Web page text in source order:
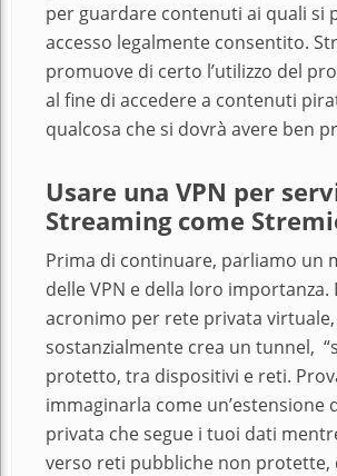
per guardare contenuti ai quali si
accesso legalmente consentito.
promuove di certo l’utilizzo del
al fine di accedere a contenuti
qualcosa che si dovrà avere ben
Usare una VPN per
Streaming come
Prima di continuare, parliamo un
delle VPN e della loro importanza.
acronimo per rete privata virtuale,
sostanzialmente crea un tunnel,
protetto, tra dispositivi e reti.
immaginarla come un’estensione
privata che segue i tuoi dati
verso reti pubbliche non protette,